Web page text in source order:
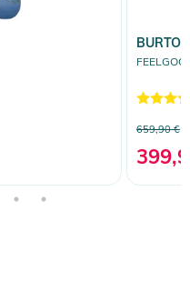
BURTON
659,90 €